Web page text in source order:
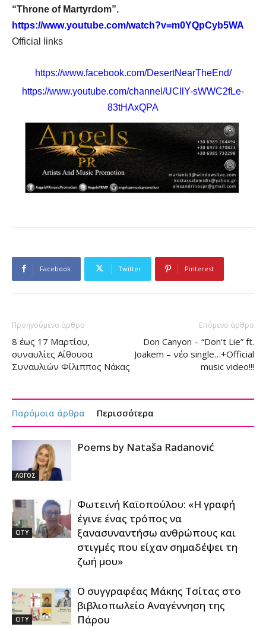
“Throne of Martyrdom”.
https://www.youtube.com/watch?v=m0YQpCyb5WA
Official links
https://www.facebook.com/DesertNearTheEnd/
https://www.youtube.com/channel/UCllY-sWWC2fLe-
83tHAxQPA
Facebook Twitter Pinterest
Προηγούμενο άρθρο
8 έως 17 Μαρτίου,
συναυλίες Αίθουσα
Συναυλιών Φίλιππος Νάκας
Επόμενο άρθρο
Don Canyon – “Don’t Lie” ft.
Joakem – νέο single…+Official
music video!!!
Παρόμοια άρθρα Περισσότερα
ΛΟΓΟΣ
Poems by Nataša Radanović
CITY
Φωτεινή Καϊοπούλου: «Η γραφή
έγινε ένας τρόπος να
ξανασυναντήσω ανθρώπους και
στιγμές που είχαν σημαδέψει τη
ζωή μου»
CITY
Ο συγγραφέας Μάκης Τσίτας στο
βιβλιοπωλείο Αναγέννηση της
Πάρου